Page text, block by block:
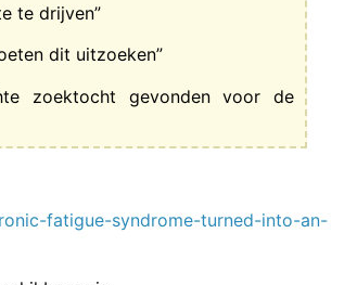
te drijven”
dit uitzoeken”
zoektocht gevonden voor de
fatigue-syndrome-turned-into-an-